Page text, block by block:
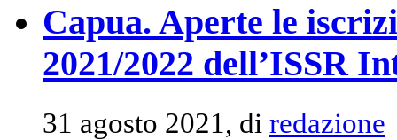
Capua. Aperte le
2021/2022 dell’ISSR
31 agosto 2021, di redazione